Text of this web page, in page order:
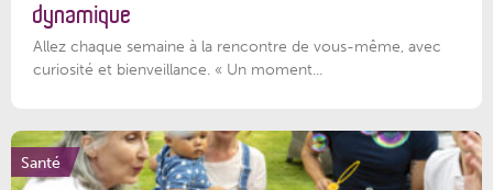
dynamique
Allez chaque semaine à la rencontre de vous-même, avec
curiosité et bienveillance. « Un moment...
Santé